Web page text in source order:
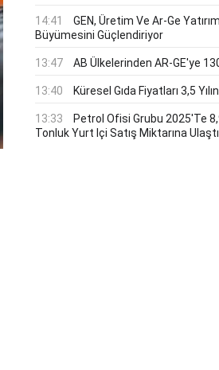
14:41
GEN, Üretim Ve Ar-Ge
Büyümesini Güçlendiriyor
13:47 AB Ülkelerinden AR-GE'ye
13:40 Küresel Gıda Fiyatları 3,5
13:33
Petrol Ofisi Grubu 2025'te
Tonluk Yurt Içi Satış Miktarına Ulaştı